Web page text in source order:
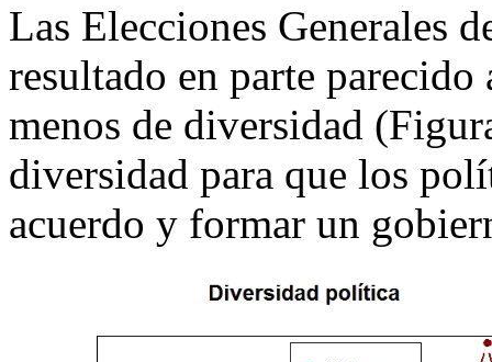
Las Elecciones Generales
resultado en parte
menos de diversidad
diversidad para que los
acuerdo y formar un